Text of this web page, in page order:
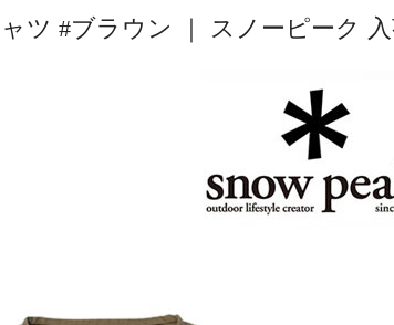
ツ #ブラウン ｜ スノーピーク 入